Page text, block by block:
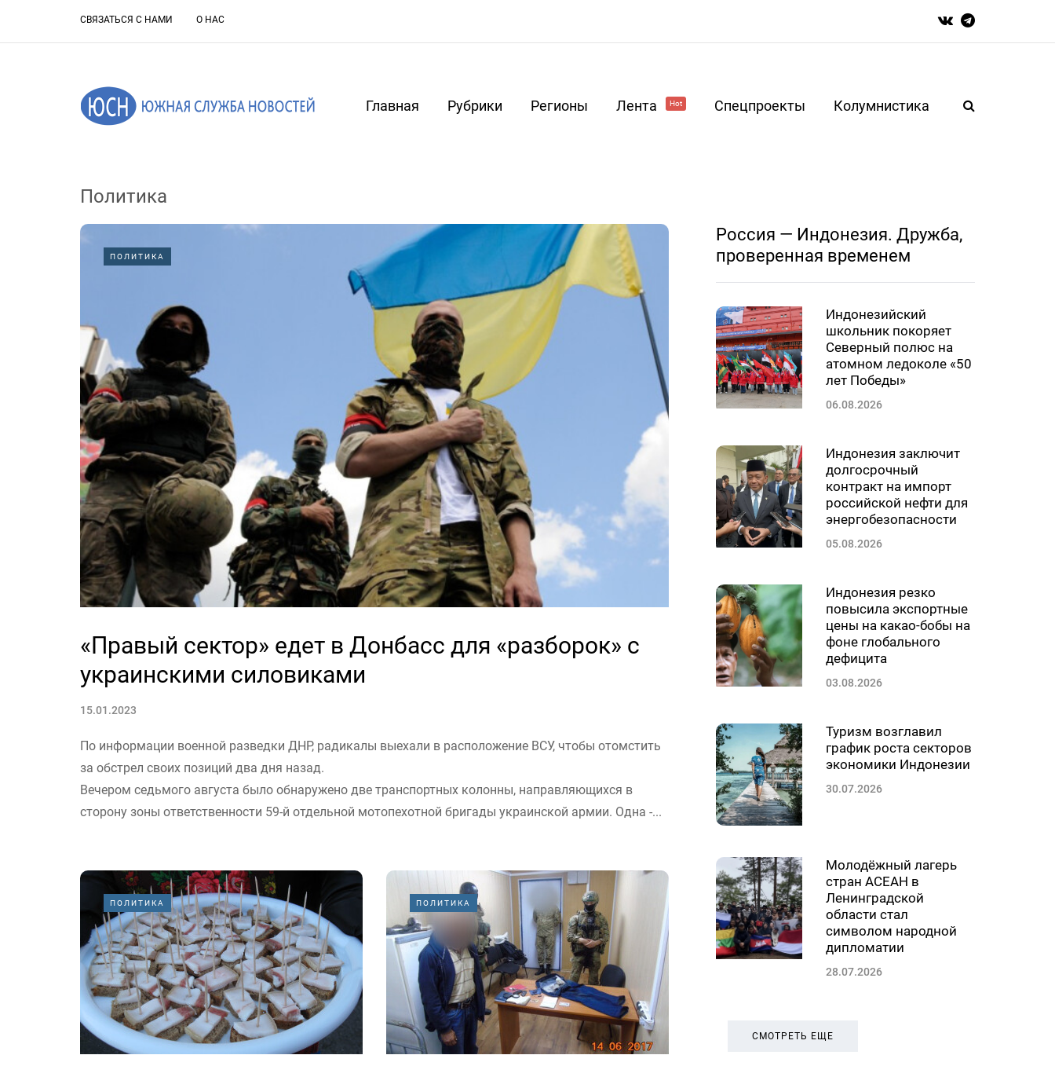
СВЯЗАТЬСЯ С НАМИ О НАС
Главная Рубрики Регионы Лента Hot Спецпроекты Колумнистика
Политика
ПОЛИТИКА
«Правый сектор» едет в Донбасс для «разборок» с
украинскими силовиками
15.01.2023
По информации военной разведки ДНР, радикалы выехали в расположение ВСУ, чтобы отомстить
за обстрел своих позиций два дня назад.
Вечером седьмого августа было обнаружено две транспортных колонны, направляющихся в
сторону зоны ответственности 59-й отдельной мотопехотной бригады украинской армии. Одна -...
ПОЛИТИКА ПОЛИТИКА
Россия — Индонезия. Дружба,
проверенная временем
Индонезийский
школьник покоряет
Северный полюс на
атомном ледоколе «50
лет Победы»
06.08.2026
Индонезия заключит
долгосрочный
контракт на импорт
российской нефти для
энергобезопасности
05.08.2026
Индонезия резко
повысила экспортные
цены на какао-бобы на
фоне глобального
дефицита
03.08.2026
Туризм возглавил
график роста секторов
экономики Индонезии
30.07.2026
Молодёжный лагерь
стран АСЕАН в
Ленинградской
области стал
символом народной
дипломатии
28.07.2026
СМОТРЕТЬ ЕЩЕ